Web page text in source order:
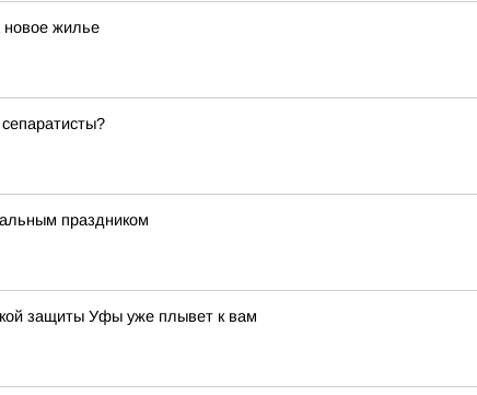
жилье
праздником
защиты Уфы уже плывет к вам